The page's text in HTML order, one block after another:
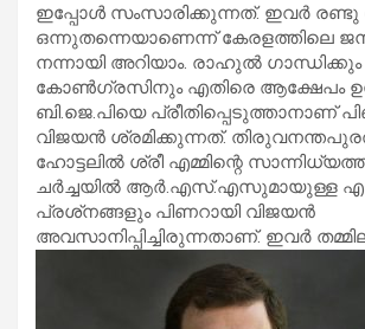
ഇപ്പോള്‍ സംസാരിക്കുന്നത്. ഇവര്‍ രണ്ടു
ഒന്നുതന്നെയാണെന്ന് കേരളത്തിലെ
നന്നായി അറിയാം. രാഹുല്‍ ഗാന്ധിക്കും
കോണ്‍ഗ്രസിനും എതിരെ ആക്ഷേപം
ബി.ജെ.പിയെ പ്രീതിപ്പെടുത്താനാണ്
വിജയന്‍ ശ്രമിക്കുന്നത്.
ഹോട്ടലില്‍ ശ്രീ എമ്മിന്റെ
ചര്‍ച്ചയില്‍ ആര്‍.എസ്.എസുമായുള്ള
പ്രശ്‌നങ്ങളും പിണറായി വിജയന്‍
അവസാനിപ്പിച്ചിരുന്നതാണ്. ഇവര്‍